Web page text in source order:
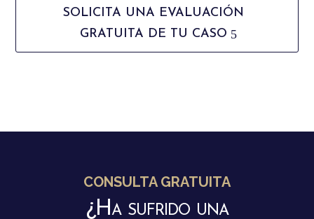
SOLICITA UNA EVALUACIÓN
GRATUITA DE TU CASO
CONSULTA GRATUITA
¿Ha sufrido una